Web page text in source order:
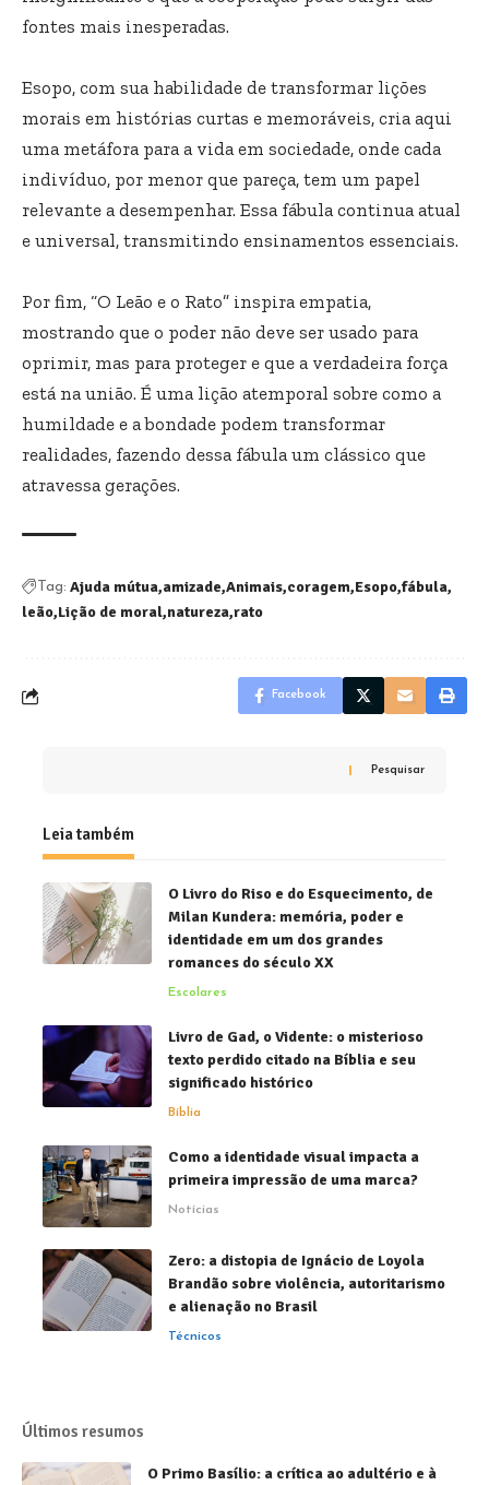
fontes mais inesperadas.
Esopo, com sua habilidade de transformar lições
morais em histórias curtas e memoráveis, cria aqui
uma metáfora para a vida em sociedade, onde cada
indivíduo, por menor que pareça, tem um papel
relevante a desempenhar. Essa fábula continua atual
e universal, transmitindo ensinamentos essenciais.
Por fim, “O Leão e o Rato” inspira empatia,
mostrando que o poder não deve ser usado para
oprimir, mas para proteger e que a verdadeira força
está na união. É uma lição atemporal sobre como a
humildade e a bondade podem transformar
realidades, fazendo dessa fábula um clássico que
atravessa gerações.
Tag: Ajuda mútua amizade Animais coragem Esopo fábula
leão Lição de moral natureza rato
Facebook
Pesquisar
Leia também
O Livro do Riso e do Esquecimento, de
Milan Kundera: memória, poder e
identidade em um dos grandes
romances do século XX
Escolares
Livro de Gad, o Vidente: o misterioso
texto perdido citado na Bíblia e seu
significado histórico
Bíblia
Como a identidade visual impacta a
primeira impressão de uma marca?
Notícias
Zero: a distopia de Ignácio de Loyola
Brandão sobre violência, autoritarismo
e alienação no Brasil
Técnicos
Últimos resumos
O Primo Basílio: a crítica ao adultério e à